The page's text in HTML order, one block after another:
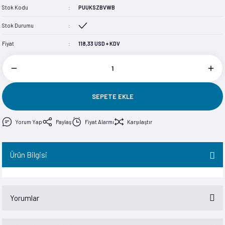
Stok Kodu PUUKSZBVWB
Stok Durumu
Fiyat 118,33 USD + KDV
SEPETE EKLE
Yorum Yap Paylaş Fiyat Alarmı Karşılaştır
Ürün Bilgisi
Yorumlar